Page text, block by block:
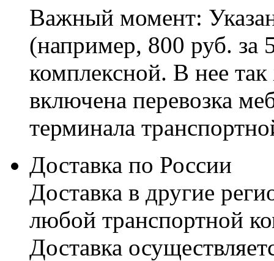
Важный момент:
(например, 800 руб. за
комплексной. В нее
включена перевозка
терминала
Доставка по России
Доставка в другие
любой транспортной
Доставка